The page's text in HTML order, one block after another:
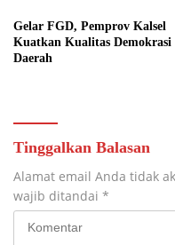
Gelar FGD, Pemprov Kalsel
Kuatkan Kualitas Demokrasi
Daerah
Tinggalkan Balasan
Alamat email Anda tidak
wajib ditandai *